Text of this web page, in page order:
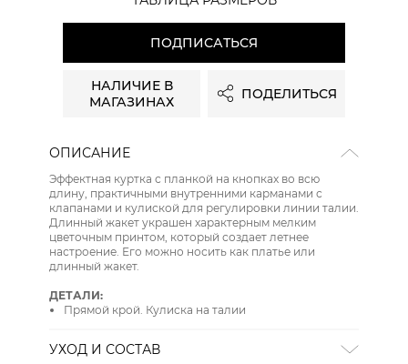
ПОДПИСАТЬСЯ
НАЛИЧИЕ В
МАГАЗИНАХ
ПОДЕЛИТЬСЯ
ОПИСАНИЕ
Эффектная куртка с планкой на кнопках во всю
длину, практичными внутренними карманами с
клапанами и кулиской для регулировки линии талии.
Длинный жакет украшен характерным мелким
цветочным принтом, который создает летнее
настроение. Его можно носить как платье или
длинный жакет.
ДЕТАЛИ:
Прямой крой. Кулиска на талии
УХОД И СОСТАВ